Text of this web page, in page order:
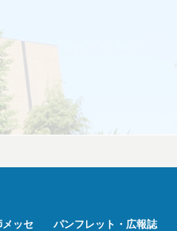
ッセ
パンフレット・広報誌